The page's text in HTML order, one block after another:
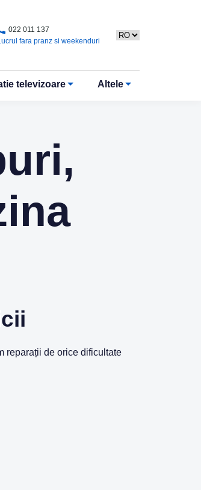
022 011 137
fara pranz si weekenduri
televizoare Altele
reparații de orice dificultate